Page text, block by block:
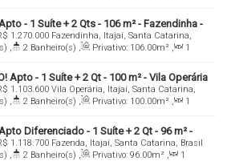
, 2 Vaga(s)
- 1 Suíte + 2 Qts - 106 m² - Fazendinha -
1.270.000 Fazendinha, Itajaí, Santa Catarina,
, 2 Banheiro(s) , Privativo: 106.00m² ,
1
, 2 Vaga(s)
Apto - 1 Suíte + 2 Qt - 100 m² - Vila Operária
1.103.600 Vila Operária, Itajaí, Santa Catarina,
, 2 Banheiro(s) , Privativo: 100.00m² ,
1
, 2 Vaga(s) , Útil: 100.00m²
Diferenciado - 1 Suíte + 2 Qt - 96 m² -
SC
1.118.700 Fazenda, Itajaí, Santa Catarina, Brasil
, 2 Banheiro(s) , Privativo: 96.00m² ,
1